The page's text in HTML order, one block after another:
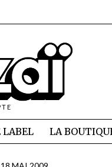
LABEL LA